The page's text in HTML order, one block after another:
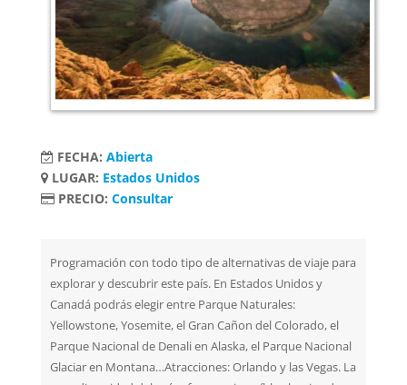
FECHA: Abierta
LUGAR: Estados Unidos
PRECIO: Consultar
Programación con todo tipo de alternativas de viaje para
explorar y descubrir este país. En Estados Unidos y
Canadá podrás elegir entre Parque Naturales:
Yellowstone, Yosemite, el Gran Cañon del Colorado, el
Parque Nacional de Denali en Alaska, el Parque Nacional
Glaciar en Montana…Atracciones: Orlando y las Vegas. La